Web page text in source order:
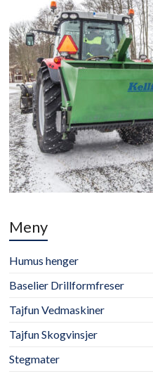
Meny
Humus henger
Baselier Drillformfreser
Tajfun Vedmaskiner
Tajfun Skogvinsjer
Stegmater